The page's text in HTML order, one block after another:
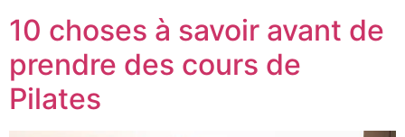
10 choses à savoir avant de
prendre des cours de
Pilates